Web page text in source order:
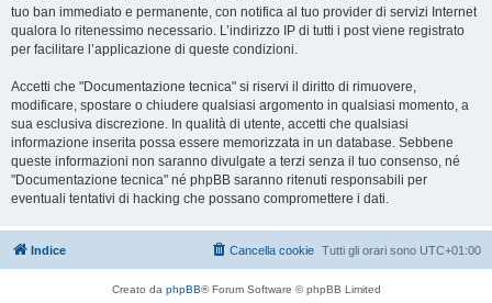
tuo ban immediato e permanente, con notifica al tuo provider di servizi Internet
qualora lo ritenessimo necessario. L’indirizzo IP di tutti i post viene registrato
per facilitare l’applicazione di queste condizioni.
Accetti che "Documentazione tecnica" si riservi il diritto di rimuovere,
modificare, spostare o chiudere qualsiasi argomento in qualsiasi momento, a
sua esclusiva discrezione. In qualità di utente, accetti che qualsiasi
informazione inserita possa essere memorizzata in un database. Sebbene
queste informazioni non saranno divulgate a terzi senza il tuo consenso, né
"Documentazione tecnica" né phpBB saranno ritenuti responsabili per
eventuali tentativi di hacking che possano compromettere i dati.
Indice Tutti gli orari sono UTC+01:00
Cancella cookie
Creato da phpBB® Forum Software © phpBB Limited